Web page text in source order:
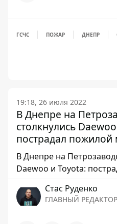
ГСЧС ПОЖАР ДНЕПР
19:18, 26 июля 2022
В Днепре на
столкнулись
пострадал
В Днепре на
Daewoo и Toyota:
Стаc Руденко
ГЛАВНЫЙ РЕДАКТОР